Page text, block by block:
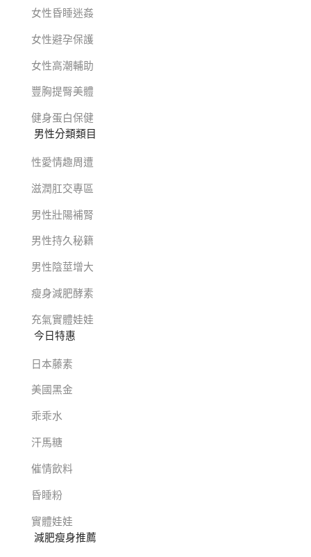
女性昏睡迷姦
女性避孕保護
女性高潮輔助
豐胸提臀美體
健身蛋白保健
男性分類類目
性愛情趣周遭
滋潤肛交專區
男性壯陽補腎
男性持久秘籍
男性陰莖增大
瘦身減肥酵素
充氣實體娃娃
今日特惠
日本藤素
美國黑金
乖乖水
汗馬糖
催情飲料
昏睡粉
實體娃娃
減肥瘦身推薦